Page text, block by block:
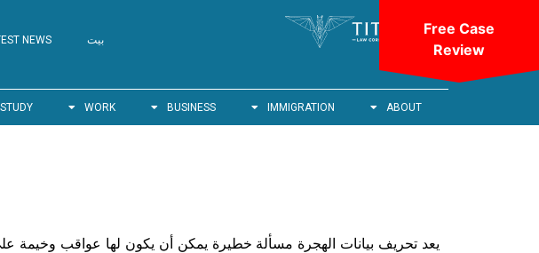
بيت NEWS
ABOUT
IMMIGRATION
BUSINESS
WORK
STUDY
يعد تحريف بيانات الهجرة مسألة خطيرة يمكن أن يكون لها عواقب وخيمة
Free Case
Review